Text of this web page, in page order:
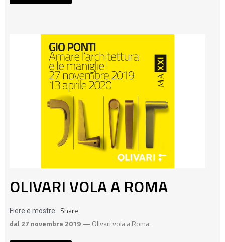
OLIVARI VOLA A ROMA
Fiere e mostre
Share
dal 27 novembre 2019 — Olivari vola a Roma.